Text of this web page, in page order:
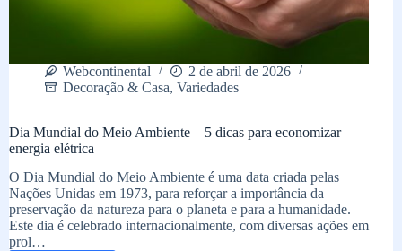
Webcontinental
2 de abril de 2026
Decoração & Casa, Variedades
Dia Mundial do Meio Ambiente – 5 dicas para economizar
energia elétrica
O Dia Mundial do Meio Ambiente é uma data criada pelas
Nações Unidas em 1973, para reforçar a importância da
preservação da natureza para o planeta e para a humanidade.
Este dia é celebrado internacionalmente, com diversas ações em
prol…